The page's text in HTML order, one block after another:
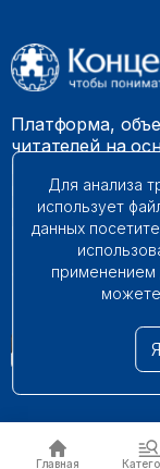
Главная
Платформа,
читателей на
гармоничного
встретить на
России.
© 2009 – 2026.
Для анализа
использует
данных
применением
можете